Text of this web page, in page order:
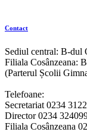
Contact
Sediul central: B-dul
Filiala Cosânzeana:
(Parterul Școlii
Telefoane:
Secretariat 0234
Director 0234
Filiala Cosânzeana